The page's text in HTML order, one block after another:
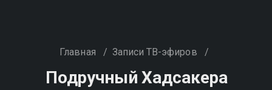
Главная / Записи ТВ-эфиров /
Подручный Хадсакера